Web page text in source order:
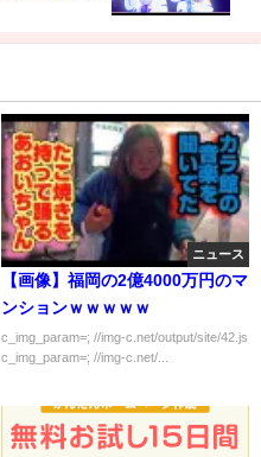
ニュース
【画像】福岡の2億4000万円のマ
ンションｗｗｗｗｗ
c_img_param=; //img-c.net/output/site/42.js
c_img_param=; //img-c.net/...